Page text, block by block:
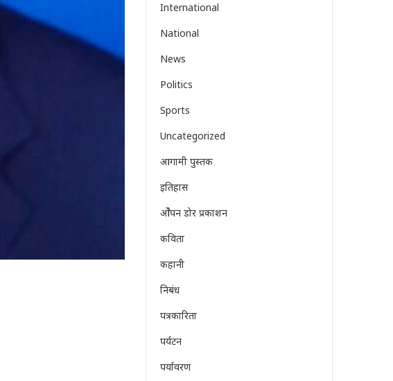
International
National
News
Politics
Sports
Uncategorized
आगामी पुस्तक
इतिहास
ओेपन डोर प्रकाशन
कविता
कहानी
निबंध
पत्रकारिता
पर्यटन
पर्यावरण